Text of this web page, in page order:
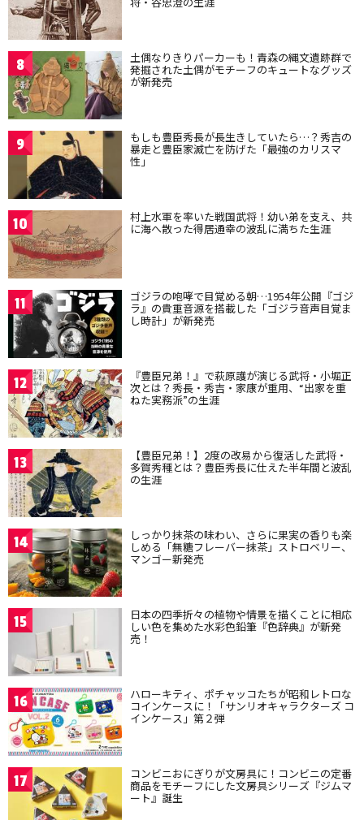
8 土偶なりきりパーカーも！青森の縄文遺跡群で
発掘された土偶がモチーフのキュートなグッズ
が新発売
9 もしも豊臣秀長が長生きしていたら…？秀吉の
暴走と豊臣家滅亡を防げた「最強のカリスマ
性」
10 村上水軍を率いた戦国武将！幼い弟を支え、共
に海へ散った得居通幸の波乱に満ちた生涯
11 ゴジラの咆哮で目覚める朝…1954年公開『ゴジ
ラ』の貴重音源を搭載した「ゴジラ音声目覚ま
し時計」が新発売
12 『豊臣兄弟！』で萩原護が演じる武将・小堀正
次とは？秀長・秀吉・家康が重用、“出家を重
ねた実務派”の生涯
13 【豊臣兄弟！】2度の改易から復活した武将・
多賀秀種とは？豊臣秀長に仕えた半年間と波乱
の生涯
14 しっかり抹茶の味わい、さらに果実の香りも楽
しめる「無糖フレーバー抹茶」ストロベリー、
マンゴー新発売
15 日本の四季折々の植物や情景を描くことに相応
しい色を集めた水彩色鉛筆『色辞典』が新発
売！
16 ハローキティ、ポチャッコたちが昭和レトロな
コインケースに！「サンリオキャラクターズ コ
インケース」第２弾
17 コンビニおにぎりが文房具に！コンビニの定番
商品をモチーフにした文房具シリーズ『ジムマ
ート』誕生